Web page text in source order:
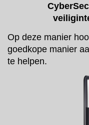
Op deze manier
goedkope manier
te helpen.